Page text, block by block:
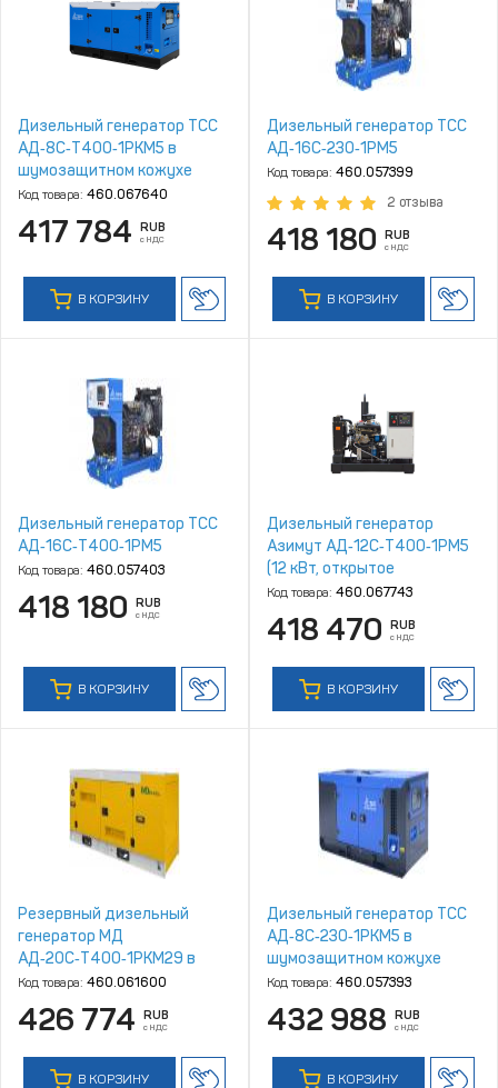
Дизельный генератор ТСС
АД‑8С‑Т400‑1РКМ5 в
шумозащитном кожухе
Код товара: 460.067640
417 784 RUB
с НДС
В КОРЗИНУ
Дизельный генератор ТСС
АД‑16С‑230‑1РМ5
Код товара: 460.057399
2 отзыва
418 180 RUB
с НДС
В КОРЗИНУ
Дизельный генератор ТСС
АД‑16С‑Т400‑1РМ5
Код товара: 460.057403
418 180 RUB
с НДС
В КОРЗИНУ
Дизельный генератор
Азимут АД‑12С‑Т400‑1РM5
(12 кВт, открытое
исполнение, двигатель
Код товара: 460.067743
418 470 RUB
с НДС
В КОРЗИНУ
Резервный дизельный
генератор МД
АД‑20С‑Т400‑1РКМ29 в
шумозащитном кожухе
Код товара: 460.061600
426 774 RUB
с НДС
В КОРЗИНУ
Дизельный генератор ТСС
АД‑8С‑230‑1РКМ5 в
шумозащитном кожухе
Код товара: 460.057393
432 988 RUB
с НДС
В КОРЗИНУ